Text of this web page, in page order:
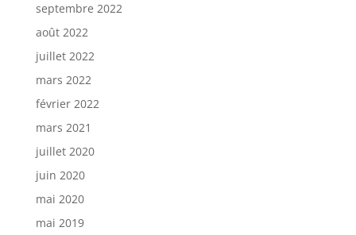
septembre 2022
août 2022
juillet 2022
mars 2022
février 2022
mars 2021
juillet 2020
juin 2020
mai 2020
mai 2019